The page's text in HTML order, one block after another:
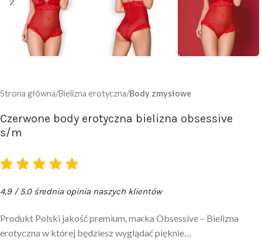
Strona główna Bielizna erotyczna Body zmysłowe
Czerwone body erotyczna bielizna obsessive
s/m
4,9 / 5.0 średnia opinia naszych klientów
Produkt Polski jakość premium, marka Obsessive – Bielizna
erotyczna w której będziesz wyglądać pięknie…